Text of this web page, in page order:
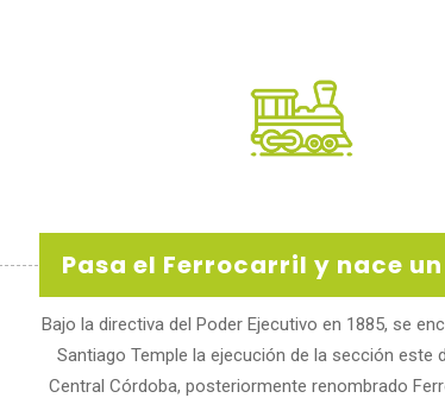
Pasa el Ferrocarril y nace
Bajo la directiva del Poder Ejecutivo en 1885, se
Santiago Temple la ejecución de la sección este
Central Córdoba, posteriormente renombrado